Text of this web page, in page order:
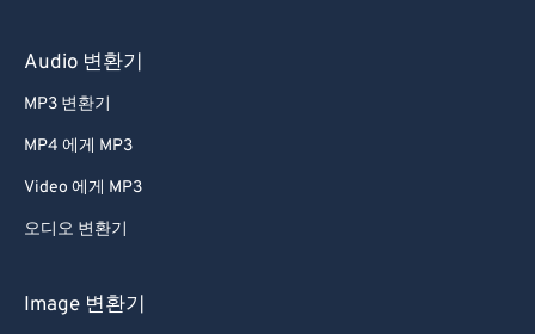
Audio 변환기
MP3 변환기
MP4 에게 MP3
Video 에게 MP3
오디오 변환기
Image 변환기